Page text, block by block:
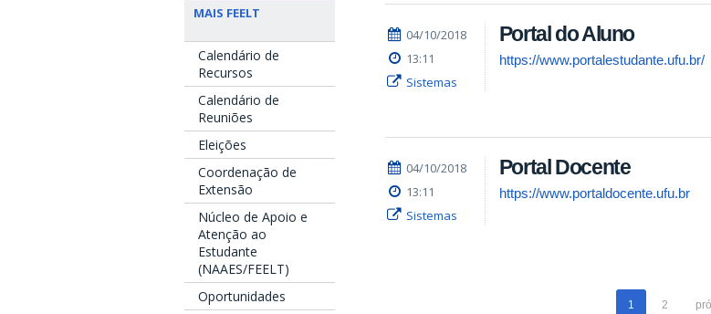
MAIS FEELT
Calendário de
Recursos
Calendário de
Reuniões
Eleições
Coordenação de
Extensão
Núcleo de Apoio e
Atenção ao
Estudante
(NAAES/FEELT)
Oportunidades
04/10/2018
13:11
Sistemas
Portal do Aluno
https://www.portalestudante.ufu.br/
04/10/2018
13:11
Sistemas
Portal Docente
https://www.portaldocente.ufu.br
1 2